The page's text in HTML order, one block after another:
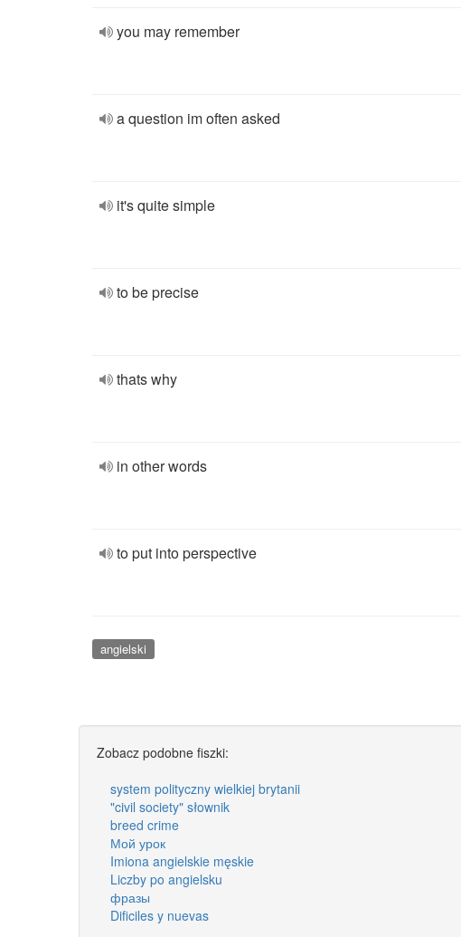
you may remember
a question im often asked
it's quite simple
to be precise
thats why
in other words
to put into perspective
angielski
Zobacz podobne fiszki:
system polityczny wielkiej brytanii
"civil society" słownik
breed crime
Мой урок
Imiona angielskie męskie
Liczby po angielsku
фразы
Dificiles y nuevas